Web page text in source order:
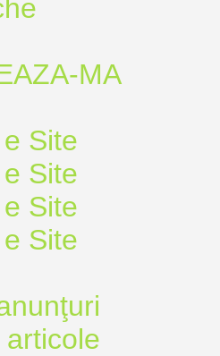
MA
Site
Site
Site
Site